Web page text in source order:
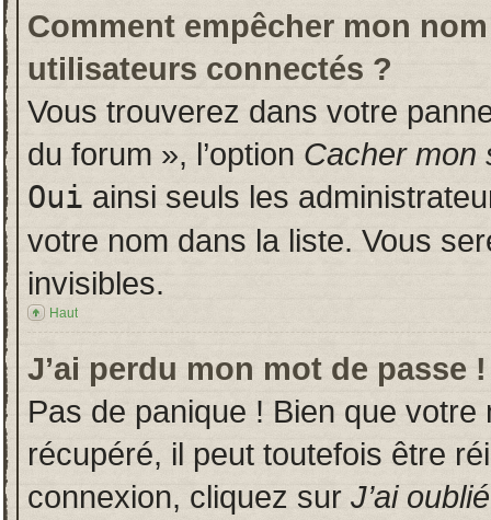
Comment empêcher mon
utilisateurs connectés ?
Vous trouverez dans votre
du forum », l’option Cacher mon
Oui ainsi seuls les
votre nom dans la liste. Vous
invisibles.
Haut
J’ai perdu mon mot de passe !
Pas de panique ! Bien que
récupéré, il peut toutefois être
connexion, cliquez sur J’ai